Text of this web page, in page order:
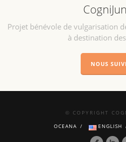
Projet bénévole de vulgarisation
à destination
NOUS
© COPYRIGHT
OCEANA
ENGLISH